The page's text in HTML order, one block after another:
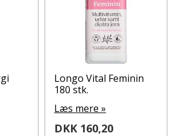
Longo Vital Feminin
180 stk.
Læs mere »
DKK 160,20